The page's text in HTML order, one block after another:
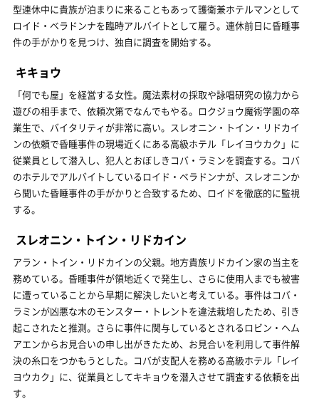
型連休中に貴族が泊まりに来ることもあって護衛兼ホテルマンとして
ロイド・ベラドンナを臨時アルバイトとして雇う。連休前日に昏睡事
件の手がかりを見つけ、独自に調査を開始する。
キキョウ
「何でも屋」を経営する女性。魔法素材の採取や詠唱研究の協力から
遊びの相手まで、依頼次第でなんでもやる。ロクジョウ魔術学園の卒
業生で、バイタリティが非常に高い。スレオニン・トイン・リドカイ
ンの依頼で昏睡事件の現場近くにある高級ホテル「レイヨウカク」に
従業員として潜入し、犯人とおぼしきコバ・ラミンを調査する。コバ
のホテルでアルバイトしているロイド・ベラドンナが、スレオニンか
ら聞いた昏睡事件の手がかりと合致するため、ロイドを徹底的に監視
する。
スレオニン・トイン・リドカイン
アラン・トイン・リドカインの父親。地方貴族リドカイン家の当主を
務めている。昏睡事件が領地近くで発生し、さらに使用人までも被害
に遭っていることから早期に解決したいと考えている。事件はコバ・
ラミンが凶悪な木のモンスター・トレントを違法栽培したため、引き
起こされたと推測。さらに事件に関与しているとされるロビン・ヘム
アエンからお見合いの申し出がきたため、お見合いを利用して事件解
決の糸口をつかもうとした。コバが支配人を務める高級ホテル「レイ
ヨウカク」に、従業員としてキキョウを潜入させて調査する依頼を出
す。